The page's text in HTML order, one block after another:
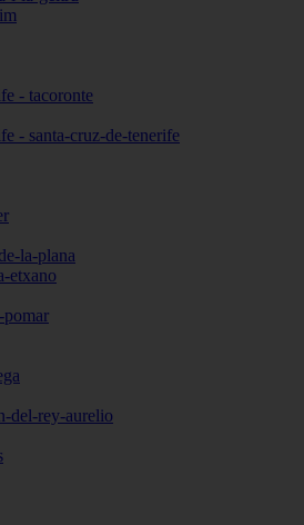
- tacoronte
- santa-cruz-de-tenerife
la-plana
etxano
pomar
del-rey-aurelio